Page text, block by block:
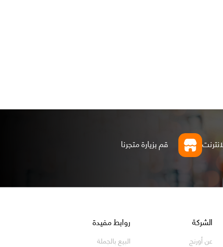
قم بزيارة متجرنا
الشركة
عن أورنج
روابط مفيدة
البيع بالجملة